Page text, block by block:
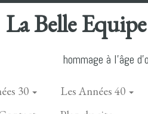
La Belle Equipe
hommage à l'âge
30 Les Années 40